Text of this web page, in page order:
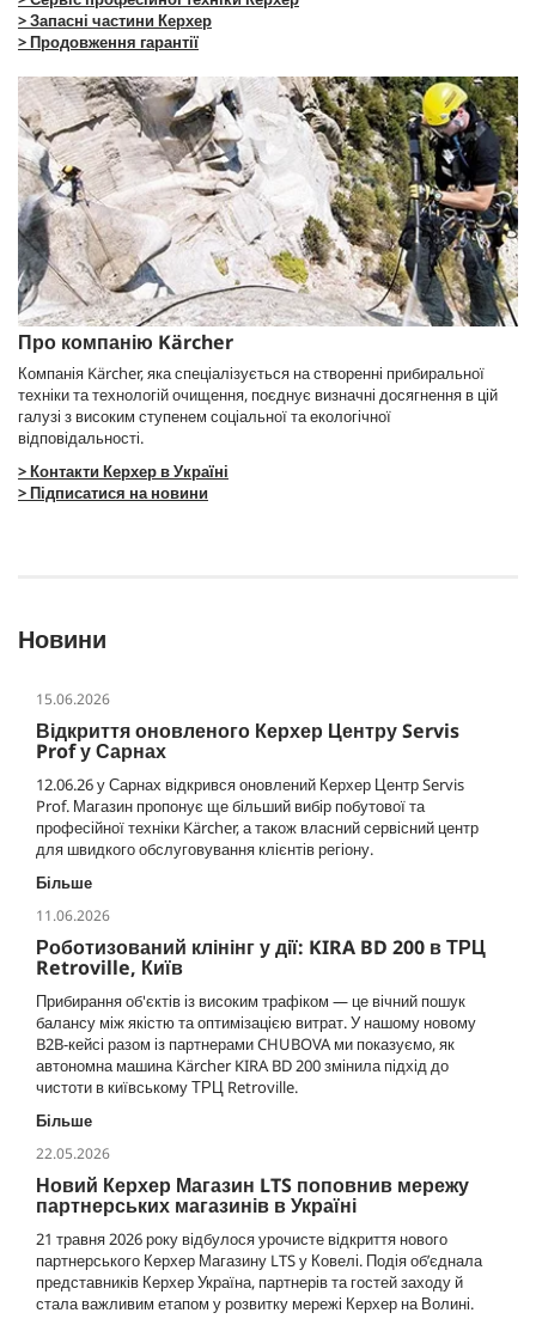
> Запасні частини Керхер
> Продовження гарантії
Про компанію Kärcher
Компанія Kärcher, яка спеціалізується на створенні прибиральної
техніки та технологій очищення, поєднує визначні досягнення в цій
галузі з високим ступенем соціальної та екологічної
відповідальності.
> Контакти Керхер в Україні
> Підписатися на новини
Новини
15.06.2026
Відкриття оновленого Керхер Центру Servis
Prof у Сарнах
12.06.26 у Сарнах відкрився оновлений Керхер Центр Servis
Prof. Магазин пропонує ще більший вибір побутової та
професійної техніки Kärcher, а також власний сервісний центр
для швидкого обслуговування клієнтів регіону.
Більше
11.06.2026
Роботизований клінінг у дії: KIRA BD 200 в ТРЦ
Retroville, Київ
Прибирання об'єктів із високим трафіком — це вічний пошук
балансу між якістю та оптимізацією витрат. У нашому новому
B2B-кейсі разом із партнерами CHUBOVA ми показуємо, як
автономна машина Kärcher KIRA BD 200 змінила підхід до
чистоти в київському ТРЦ Retroville.
Більше
22.05.2026
Новий Керхер Магазин LTS поповнив мережу
партнерських магазинів в Україні
21 травня 2026 року відбулося урочисте відкриття нового
партнерського Керхер Магазину LTS у Ковелі. Подія об’єднала
представників Керхер Україна, партнерів та гостей заходу й
стала важливим етапом у розвитку мережі Керхер на Волині.